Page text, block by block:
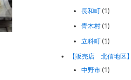
長和町(1)
青木村(1)
立科町(1)
【販売店 北信地区】
中野市(1)